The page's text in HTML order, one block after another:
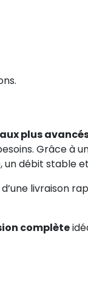
plus
Grâce à
débit stable
livraison
complète